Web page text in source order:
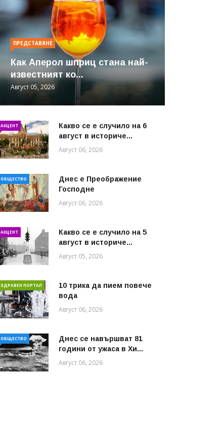
ПРЕДСТАВЯНЕ
Как Аперол шприц стана най-
известният ко...
Август 05, 2026
АКЦЕНТ
Какво се е случило на 6
август в историче...
Август 06, 2026
ОБЩЕСТВО
Днес е Преображение
Господне
Август 06, 2026
АКЦЕНТ
Какво се е случило на 5
август в историче...
Август 05, 2026
ЗДРАВЕН ПОРТАЛ
10 трика да пием повече
вода
Август 06, 2026
ОБЩЕСТВО
Днес се навършват 81
години от ужаса в Хи...
Август 06, 2026